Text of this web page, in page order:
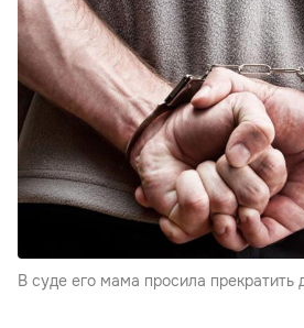
В суде его мама просила прекратить